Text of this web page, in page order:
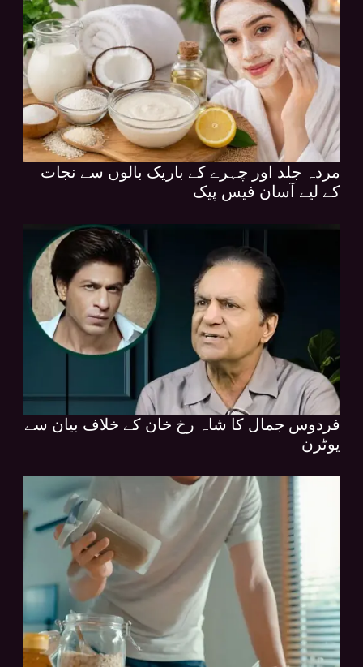
مردہ جلد اور چہرے کے باریک بالوں سے نجات
کے لیے آسان فیس پیک
فردوس جمال کا شاہ رخ خان کے خلاف بیان سے
یوٹرن